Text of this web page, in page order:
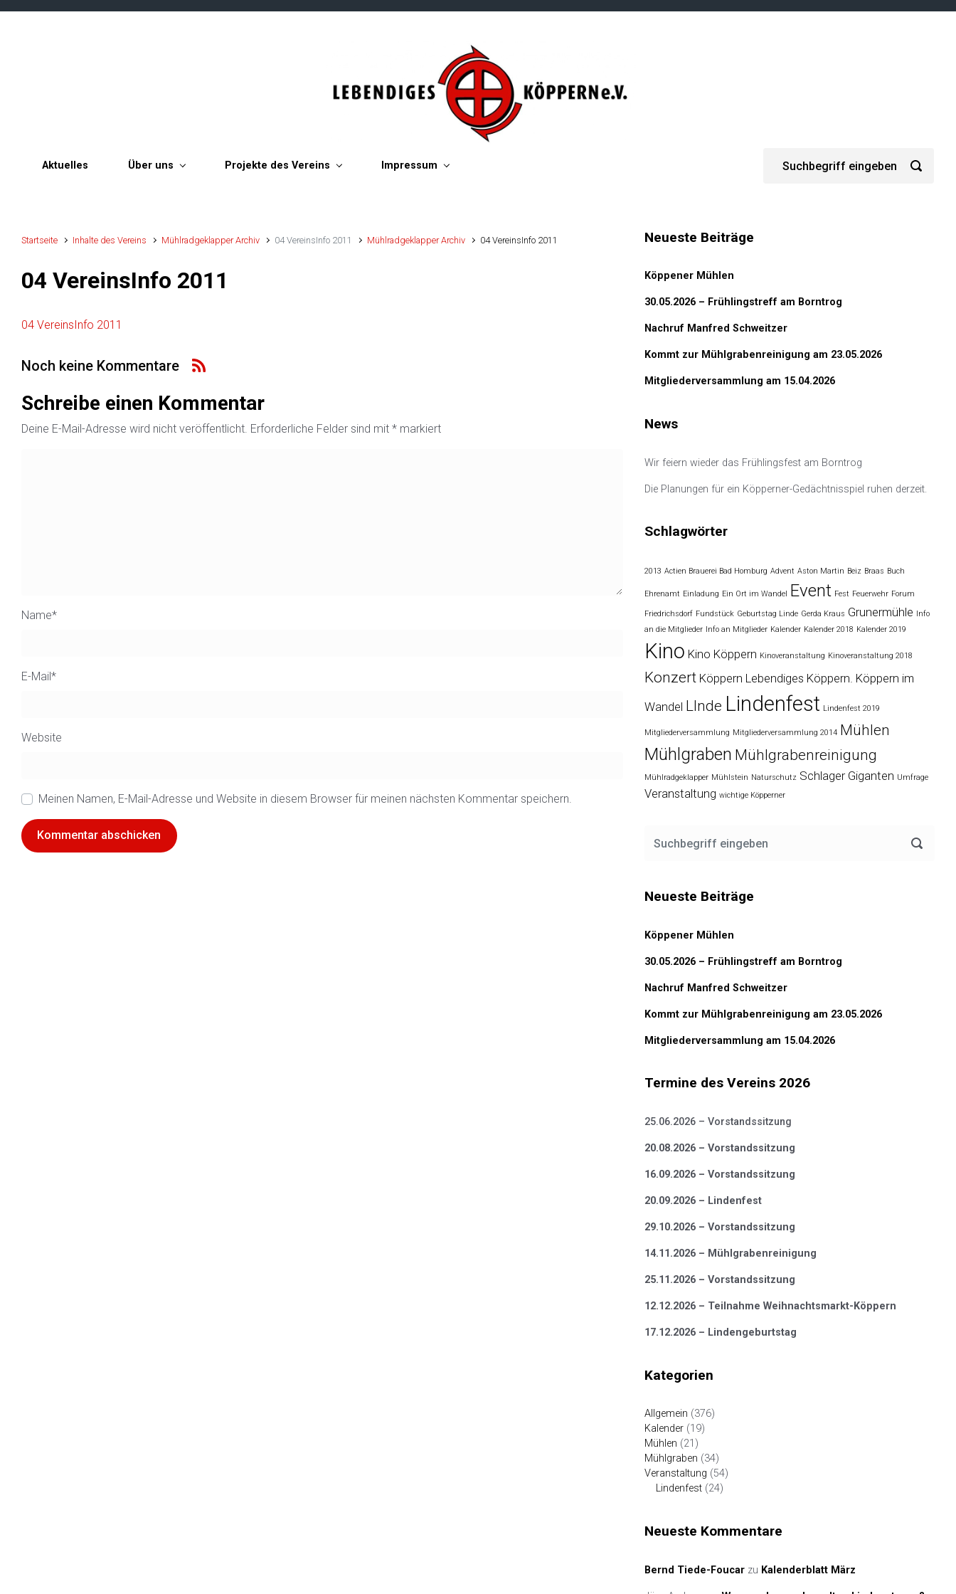
Zum Hauptinhalt springen
Aktuelles Über uns Projekte des Vereins Impressum
Startseite Inhalte des Vereins Mühlradgeklapper Archiv 04 VereinsInfo 2011 Mühlradgeklapper Archiv 04 VereinsInfo 2011
04 VereinsInfo 2011
04 VereinsInfo 2011
Noch keine Kommentare
Schreibe einen Kommentar
Deine E-Mail-Adresse wird nicht veröffentlicht. Erforderliche Felder sind mit * markiert
Name*
E-Mail*
Website
Meinen Namen, E-Mail-Adresse und Website in diesem Browser für meinen nächsten Kommentar speichern.
Neueste Beiträge
Köppener Mühlen
30.05.2026 – Frühlingstreff am Borntrog
Nachruf Manfred Schweitzer
Kommt zur Mühlgrabenreinigung am 23.05.2026
Mitgliederversammlung am 15.04.2026
News
Wir feiern wieder das Frühlingsfest am Borntrog
Die Planungen für ein Köpperner-Gedächtnisspiel ruhen derzeit.
Schlagwörter
2013 Actien Brauerei Bad Homburg Advent Aston Martin Beiz Braas Buch
Ehrenamt Einladung Ein Ort im Wandel Event Fest Feuerwehr Forum
Friedrichsdorf Fundstück Geburtstag Linde Gerda Kraus Grunermühle
Info
an die Mitglieder
Info an Mitglieder Kalender Kalender 2018 Kalender 2019
Kino Kino Köppern Kinoveranstaltung Kinoveranstaltung 2018
Konzert Köppern Lebendiges Köppern. Köppern im
Wandel LInde Lindenfest Lindenfest 2019
Mitgliederversammlung Mitgliederversammlung 2014 Mühlen
Mühlgraben Mühlgrabenreinigung
Mühlradgeklapper Mühlstein Naturschutz Schlager Giganten Umfrage
Veranstaltung wichtige Köpperner
Neueste Beiträge
Köppener Mühlen
30.05.2026 – Frühlingstreff am Borntrog
Nachruf Manfred Schweitzer
Kommt zur Mühlgrabenreinigung am 23.05.2026
Mitgliederversammlung am 15.04.2026
Termine des Vereins 2026
25.06.2026 – Vorstandssitzung
20.08.2026 – Vorstandssitzung
16.09.2026 – Vorstandssitzung
20.09.2026 – Lindenfest
29.10.2026 – Vorstandssitzung
14.11.2026 – Mühlgrabenreinigung
25.11.2026 – Vorstandssitzung
12.12.2026 – Teilnahme Weihnachtsmarkt-Köppern
17.12.2026 – Lindengeburtstag
Kategorien
Allgemein (376)
Kalender (19)
Mühlen (21)
Mühlgraben (34)
Veranstaltung (54)
Lindenfest (24)
Neueste Kommentare
Bernd Tiede-Foucar zu Kalenderblatt März